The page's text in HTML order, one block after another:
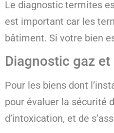
Le diagnostic termites
est important car les
bâtiment. Si votre bien
Diagnostic gaz
Pour les biens dont
pour évaluer la sécurité
d’intoxication, et de